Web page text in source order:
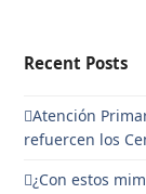
Recent Posts
Atención
refuercen los
¿Con estos